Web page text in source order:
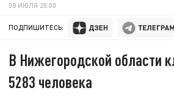
08 ИЮЛЯ 20:00
ПОДПИШИТЕСЬ:
В Нижегородской области
5283 человека